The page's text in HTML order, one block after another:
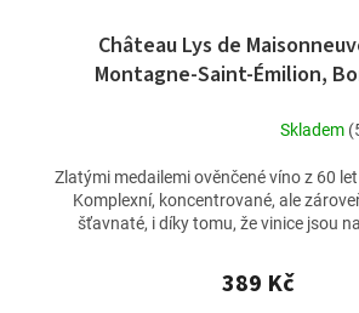
Château Lys de
Montagne-Saint-Émilion,
hodnocení
produktu
je
5,0
Skladem
389 Kč
Zlatými medailemi ověnčené víno z 60
Komplexní, koncentrované, ale
šťavnaté, i díky tomu, že vinice jsou